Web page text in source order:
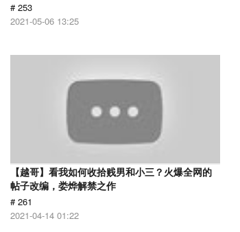
# 253
2021-05-06 13:25
【越哥】看我如何收拾贱男和小三？火爆全网的
帖子改编，娄烨解禁之作
# 261
2021-04-14 01:22